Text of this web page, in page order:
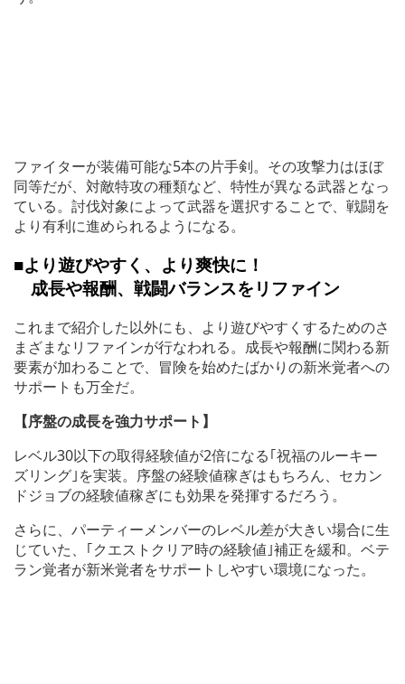
ファイターが装備可能な5本の片手剣。その攻撃力はほぼ
同等だが、対敵特攻の種類など、特性が異なる武器となっ
ている。討伐対象によって武器を選択することで、戦闘を
より有利に進められるようになる。
■より遊びやすく、より爽快に！
成長や報酬、戦闘バランスをリファイン
これまで紹介した以外にも、より遊びやすくするためのさ
まざまなリファインが行なわれる。成長や報酬に関わる新
要素が加わることで、冒険を始めたばかりの新米覚者への
サポートも万全だ。
【序盤の成長を強力サポート】
レベル30以下の取得経験値が2倍になる｢祝福のルーキー
ズリング｣を実装。序盤の経験値稼ぎはもちろん、セカン
ドジョブの経験値稼ぎにも効果を発揮するだろう。
さらに、パーティーメンバーのレベル差が大きい場合に生
じていた、｢クエストクリア時の経験値｣補正を緩和。ベテ
ラン覚者が新米覚者をサポートしやすい環境になった。